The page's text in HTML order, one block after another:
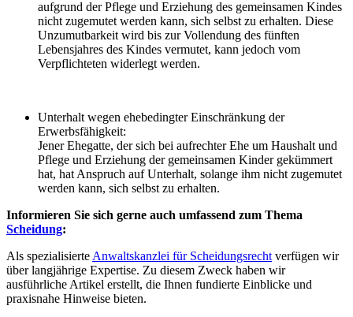
aufgrund der Pflege und Erziehung des gemeinsamen Kindes
nicht zugemutet werden kann, sich selbst zu erhalten. Diese
Unzumutbarkeit wird bis zur Vollendung des fünften
Lebensjahres des Kindes vermutet, kann jedoch vom
Verpflichteten widerlegt werden.
Unterhalt wegen ehebedingter Einschränkung der
Erwerbsfähigkeit:
Jener Ehegatte, der sich bei aufrechter Ehe um Haushalt und
Pflege und Erziehung der gemeinsamen Kinder gekümmert
hat, hat Anspruch auf Unterhalt, solange ihm nicht zugemutet
werden kann, sich selbst zu erhalten.
Informieren Sie sich gerne auch umfassend zum Thema
Scheidung:
Als spezialisierte Anwaltskanzlei für Scheidungsrecht verfügen wir
über langjährige Expertise. Zu diesem Zweck haben wir
ausführliche Artikel erstellt, die Ihnen fundierte Einblicke und
praxisnahe Hinweise bieten.